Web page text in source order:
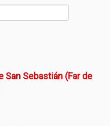
San Sebastián (Far de